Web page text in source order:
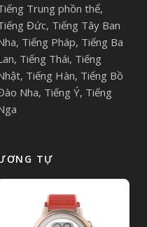
Trung phồn thể,
Đức, Tiếng Tây Ban
Tiếng Pháp, Tiếng Ba
Tiếng Thái, Tiếng
Tiếng Hàn, Tiếng Bồ
Nha, Tiếng Ý, Tiếng
TỰ